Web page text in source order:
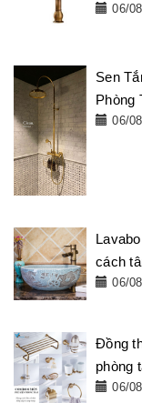
06/
Sen
Phòng
06/
cách
06/
Đồng
phòng
06/